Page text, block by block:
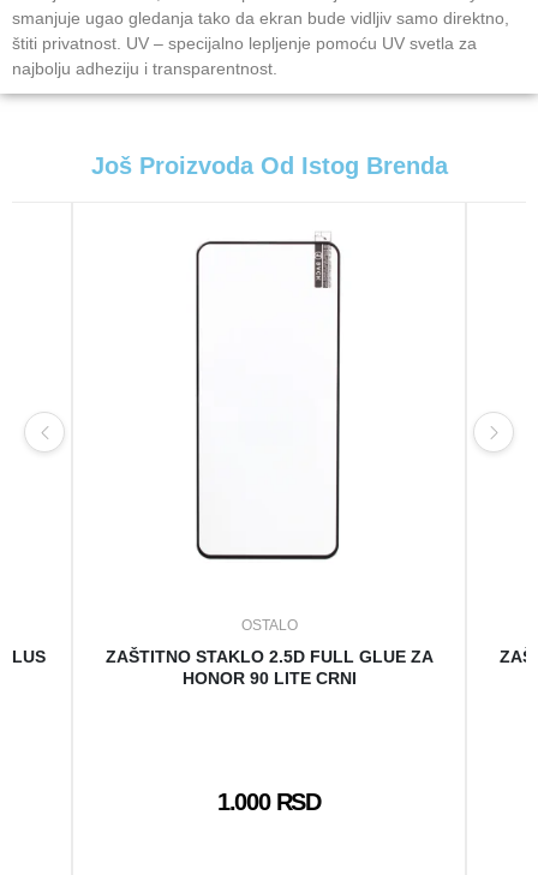
smanjuje ugao gledanja tako da ekran bude vidljiv samo direktno,
štiti privatnost. UV – specijalno lepljenje pomoću UV svetla za
najbolju adheziju i transparentnost.
Još Proizvoda Od Istog Brenda
OSTALO
ZAŠTITNO STAKLO 2.5D FULL GLUE ZA
HONOR 90 LITE CRNI
1.000 RSD